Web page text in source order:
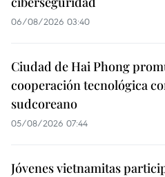
06/08/2026 03:40
Ciudad de Hai Phong
cooperación tecnológica
sudcoreano
05/08/2026 07:44
Jóvenes vietnamitas